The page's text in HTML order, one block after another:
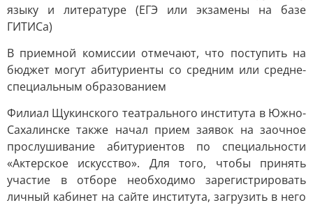
языку и литературе (ЕГЭ или экзамены на базе
ГИТИСа)
В приемной комиссии отмечают, что поступить на
бюджет могут абитуриенты со средним или средне-
специальным образованием
Филиал Щукинского театрального института в Южно-
Сахалинске также начал прием заявок на заочное
прослушивание абитуриентов по специальности
«Актерское искусство». Для того, чтобы принять
участие в отборе необходимо зарегистрировать
личный кабинет на сайте института, загрузить в него